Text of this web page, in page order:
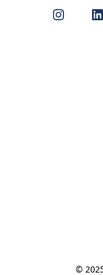
Instagram LinkedIn
©